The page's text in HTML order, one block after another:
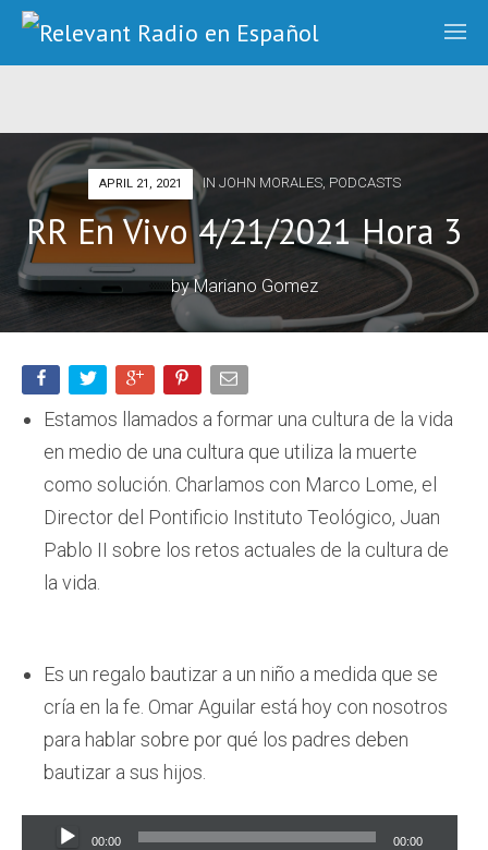
APRIL 21, 2021 IN JOHN MORALES, PODCASTS
RR En Vivo 4/21/2021 Hora 3
byMariano Gomez
Estamos llamados a formar una cultura de la vida
en medio de una cultura que utiliza la muerte
como solución. Charlamos con Marco Lome, el
Director del Pontificio Instituto Teológico, Juan
Pablo II sobre los retos actuales de la cultura de
la vida.
Es un regalo bautizar a un niño a medida que se
cría en la fe. Omar Aguilar está hoy con nosotros
para hablar sobre por qué los padres deben
bautizar a sus hijos.
Audio
00:00 00:00